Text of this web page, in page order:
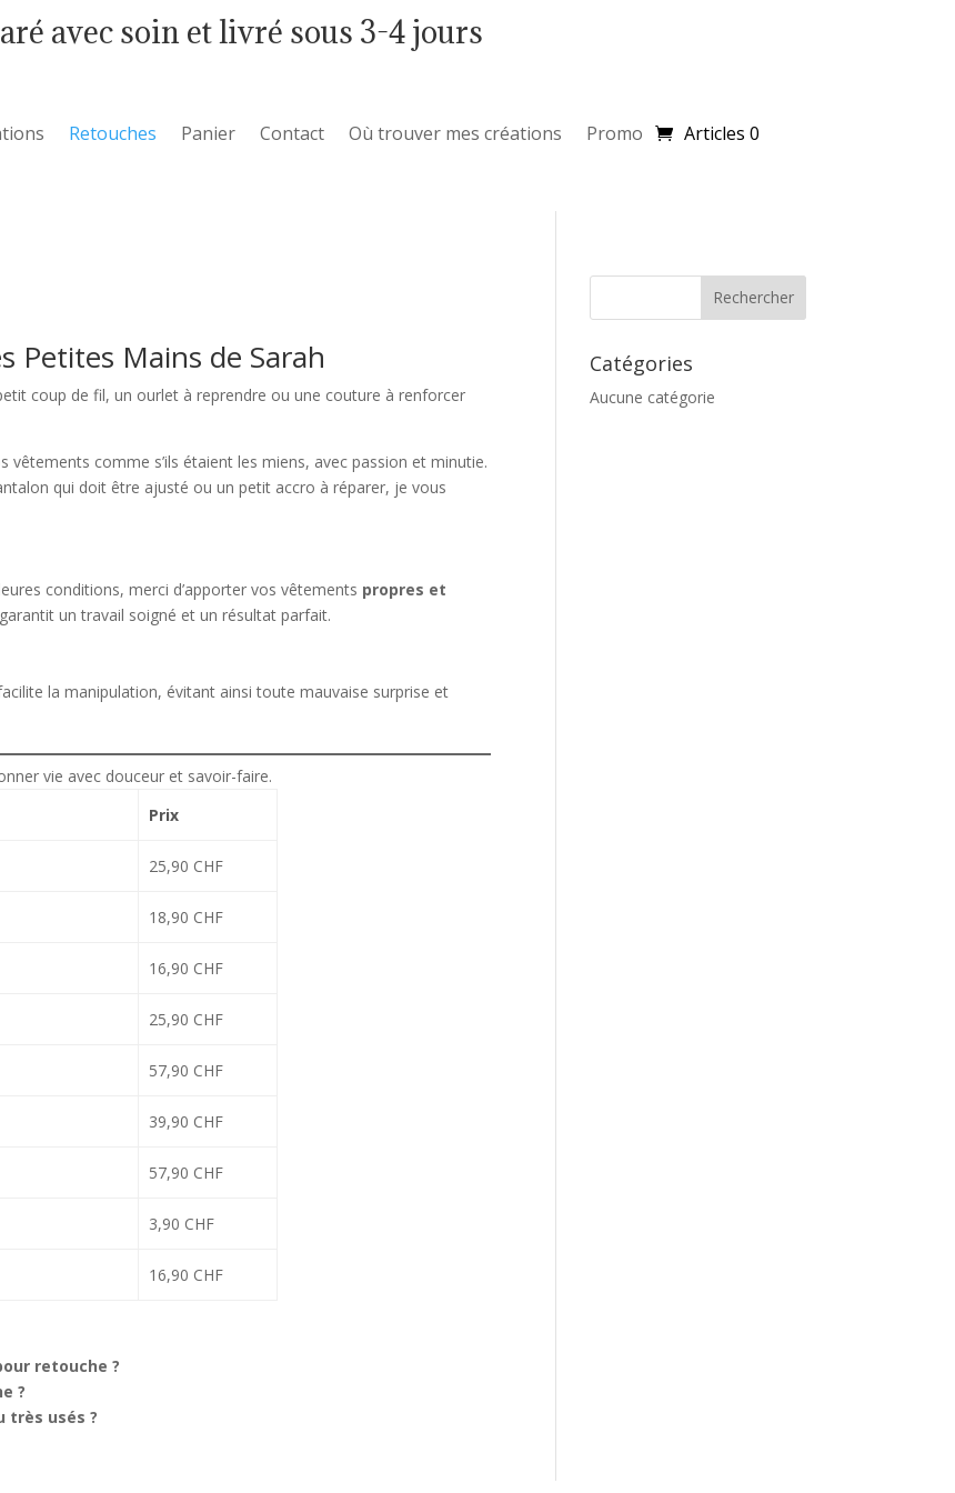
avec soin et livré sous 3-4 jours
Retouches Panier Contact Où trouver mes créations Promo Articles 0
Petites Mains de Sarah
coup de fil, un ourlet à reprendre ou une couture à renforcer
vêtements comme s’ils étaient les miens, avec passion et minutie.
qui doit être ajusté ou un petit accro à réparer, je vous
conditions, merci d’apporter vos vêtements propres et
un travail soigné et un résultat parfait.
la manipulation, évitant ainsi toute mauvaise surprise et
vie avec douceur et savoir-faire.
Prix
25,90 CHF
18,90 CHF
16,90 CHF
25,90 CHF
57,90 CHF
39,90 CHF
57,90 CHF
3,90 CHF
16,90 CHF
retouche ?
?
très usés ?
Catégories
Aucune catégorie